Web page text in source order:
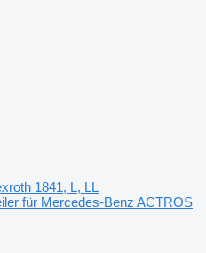
1841, L, LL
für Mercedes-Benz ACTROS